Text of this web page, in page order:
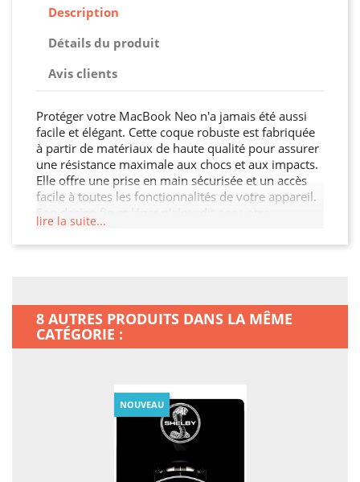
Description
Détails du produit
Avis clients
Protéger votre MacBook Neo n'a jamais été aussi
facile et élégant. Cette coque robuste est fabriquée
à partir de matériaux de haute qualité pour assurer
une résistance maximale aux chocs et aux impacts.
Elle offre une prise en main sécurisée et un accès
facile à toutes les fonctionnalités de votre appareil.
Son design fin et léger n'alourdit pas votre
MacBook Neo, tout en garantissant une protection
optimale contre les chocs, les rayures et les chutes.
lire la suite...
8 AUTRES PRODUITS DANS LA MÊME
CATÉGORIE :
NOUVEAU